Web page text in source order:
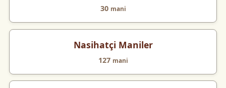
30 mani
Nasihatçi Maniler
127 mani